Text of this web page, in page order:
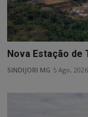
Nova Estação de
SINDIJORI MG 5 Ago, 2026